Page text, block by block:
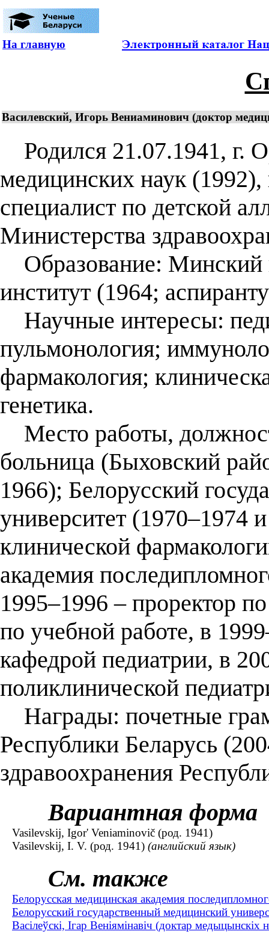
На главную
Василевский, Игорь Вениаминович (доктор
Родился 21.07.1941, г.
медицинских наук
специалист по детской
Министерства
Образование: Минский
институт (1964;
Научные интересы:
пульмонология;
фармакология;
генетика.
Место работы,
больница (Быховский
1966); Белорусский
университет (1970–1974
клинической
академия
1995–1996 – проректор
по учебной работе, в
кафедрой педиатрии, в
поликлинической
Награды: почетные
Республики Беларусь
здравоохранения
Вариантная форма
Vasilevskij, Igor' Veniaminovič (род. 1941)
Vasilevskij, I. V. (род. 1941) (английский язык)
См. также
Белорусская медицинская академия
Белорусский государственный медицинский
Васілеўскі, Ігар Веніямінавіч (доктар